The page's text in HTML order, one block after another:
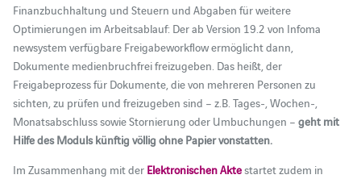
Finanzbuchhaltung und Steuern und Abgaben für weitere
Optimierungen im Arbeitsablauf: Der ab Version 19.2 von Infoma
newsystem verfügbare Freigabeworkflow ermöglicht dann,
Dokumente medienbruchfrei freizugeben. Das heißt, der
Freigabeprozess für Dokumente, die von mehreren Personen zu
sichten, zu prüfen und freizugeben sind – z.B. Tages-, Wochen-,
Monatsabschluss sowie Stornierung oder Umbuchungen – geht mit
Hilfe des Moduls künftig völlig ohne Papier vonstatten.
Im Zusammenhang mit der Elektronischen Aktestartet zudem in